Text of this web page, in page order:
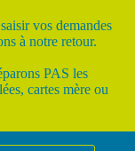
vos demandes
à notre retour.
PAS les
cartes mère ou